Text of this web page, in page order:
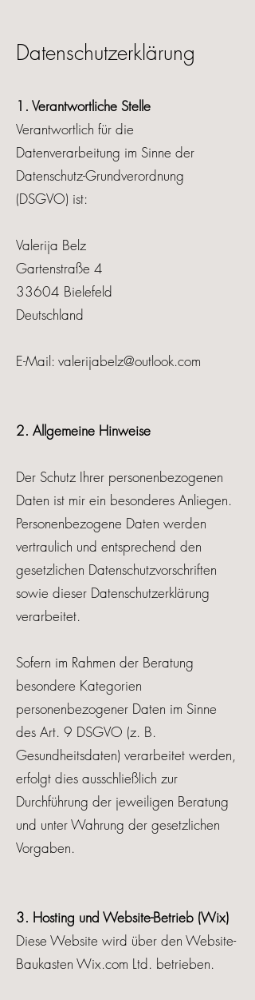
Datenschutzerklärung
1. Verantwortliche Stelle​​
Verantwortlich für die
Datenverarbeitung im Sinne der
Datenschutz-Grundverordnung
(DSGVO) ist:
Valerija Belz
Gartenstraße 4
33604 Bielefeld
Deutschland
E-Mail: valerijabelz@outlook.com
2. Allgemeine Hinweise
Der Schutz Ihrer personenbezogenen
Daten ist mir ein besonderes Anliegen.
Personenbezogene Daten werden
vertraulich und entsprechend den
gesetzlichen Datenschutzvorschriften
sowie dieser Datenschutzerklärung
verarbeitet.
Sofern im Rahmen der Beratung
besondere Kategorien
personenbezogener Daten im Sinne
des Art. 9 DSGVO (z. B.
Gesundheitsdaten) verarbeitet werden,
erfolgt dies ausschließlich zur
Durchführung der jeweiligen Beratung
und unter Wahrung der gesetzlichen
Vorgaben.
3. Hosting und Website-Betrieb (Wix)
Diese Website wird über den Website-
Baukasten Wix.com Ltd. betrieben.